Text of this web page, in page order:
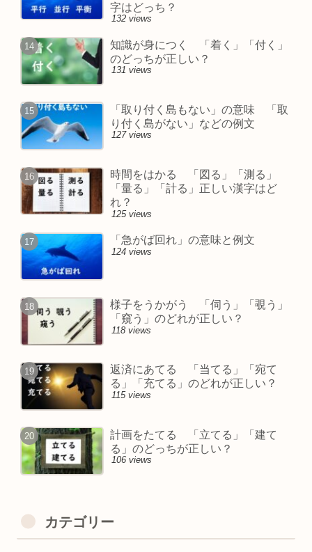
字はどっち？
132 views
知識が身につく 「着く」「付く」
のどっちが正しい？
131 views
「取り付く島もない」の意味 「取
り付く島がない」などの例文
127 views
時間をはかる 「図る」「測る」
「量る」「計る」正しい漢字はど
れ？
125 views
「急がば回れ」の意味と例文
124 views
様子をうかがう 「伺う」「覗う」
「窺う」のどれが正しい？
118 views
返済にあてる 「当てる」「宛て
る」「充てる」のどれが正しい？
115 views
計画をたてる 「立てる」「建て
る」のどっちが正しい？
106 views
カテゴリー